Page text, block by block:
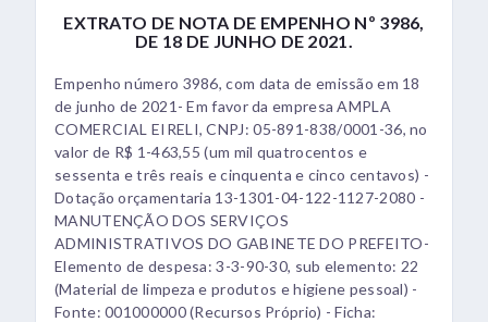
EXTRATO DE NOTA DE EMPENHO Nº 3986,
DE 18 DE JUNHO DE 2021.
Empenho número 3986, com data de emissão em 18
de junho de 2021- Em favor da empresa AMPLA
COMERCIAL EIRELI, CNPJ: 05-891-838/0001-36, no
valor de R$ 1-463,55 (um mil quatrocentos e
sessenta e três reais e cinquenta e cinco centavos) -
Dotação orçamentaria 13-1301-04-122-1127-2080 -
MANUTENÇÃO DOS SERVIÇOS
ADMINISTRATIVOS DO GABINETE DO PREFEITO-
Elemento de despesa: 3-3-90-30, sub elemento: 22
(Material de limpeza e produtos e higiene pessoal) -
Fonte: 001000000 (Recursos Próprio) - Ficha: